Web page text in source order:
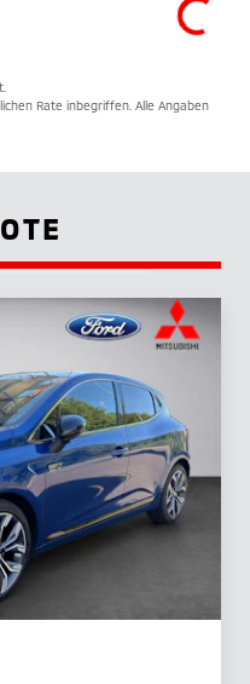
Rate inbegriffen. Alle Angaben